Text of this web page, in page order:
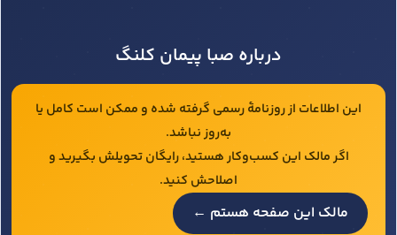
درباره صبا پیمان کلنگ
این اطلاعات از روزنامهٔ رسمی گرفته شده و ممکن است کامل یا
به‌روز نباشد.
اگر مالک این کسب‌وکار هستید، رایگان تحویلش بگیرید و
اصلاحش کنید.
مالک این صفحه هستم ←